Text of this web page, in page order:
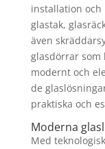
installation
glastak,
även
glasdörrar
modernt och
de
praktiska och
Moderna
Med